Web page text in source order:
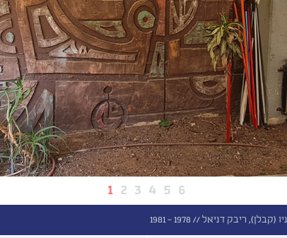
1 2 3 4 5 6
(קבלן), ריבק דניאל // 1978 - 1981